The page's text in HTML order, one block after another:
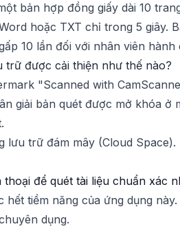
bản hợp đồng giấy dài 10
hoặc TXT chỉ trong 5 giây.
10 lần đối với nhân viên
trữ được cải thiện như thế nào?
"Scanned with
giải bản quét được mở khóa
lưu trữ đám mây (Cloud
để quét tài liệu chuẩn xác
tiềm năng của ứng dụng
dụng.